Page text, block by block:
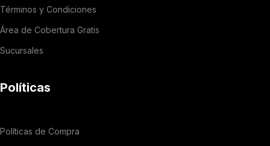
Términos y Condiciones
Área de Cobertura Gratis
Sucursales
Políticas
Políticas de Compra